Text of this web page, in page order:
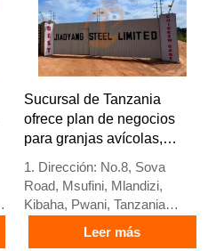
4. La calidad y el diseño están
basados en estándares
europeos
5. Recepción en línea 24
horas Whatsapp NO.:
+8618830120193
Sucursal de Tanzania
ofrece plan de negocios
para granjas avícolas,
granjas avícolas
1. Dirección: No.8, Sova
Road, Msufini, Mlandizi,
Kibaha, Pwani, Tanzania
2. Fábrica de equipos para
granjas avícolas y jaulas
Leer más